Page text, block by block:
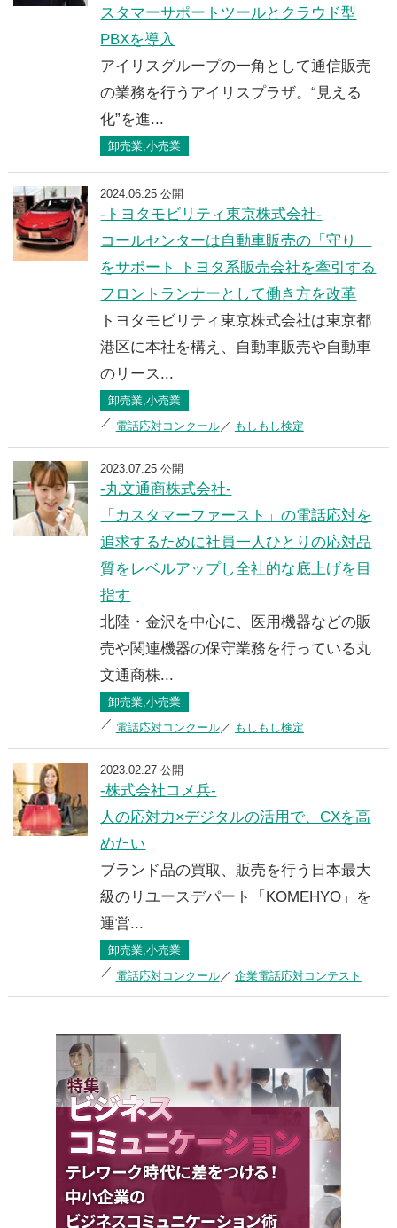
スタマーサポートツールとクラウド型
PBXを導入
アイリスグループの一角として通信販売
の業務を行うアイリスプラザ。“見える
化”を進...
卸売業,小売業
2024.06.25 公開
-トヨタモビリティ東京株式会社-
コールセンターは自動車販売の「守り」
をサポート トヨタ系販売会社を牽引する
フロントランナーとして働き方を改革
トヨタモビリティ東京株式会社は東京都
港区に本社を構え、自動車販売や自動車
のリース...
卸売業,小売業
電話応対コンクール
もしもし検定
2023.07.25 公開
-丸文通商株式会社-
「カスタマーファースト」の電話応対を
追求するために社員一人ひとりの応対品
質をレベルアップし全社的な底上げを目
指す
北陸・金沢を中心に、医用機器などの販
売や関連機器の保守業務を行っている丸
文通商株...
卸売業,小売業
電話応対コンクール
もしもし検定
2023.02.27 公開
-株式会社コメ兵-
人の応対力×デジタルの活用で、CXを高
めたい
ブランド品の買取、販売を行う日本最大
級のリユースデパート「KOMEHYO」を
運営...
卸売業,小売業
電話応対コンクール
企業電話応対コンテスト